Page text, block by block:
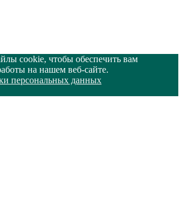
cookie, чтобы обеспечить вам
на нашем веб-сайте.
персональных данных